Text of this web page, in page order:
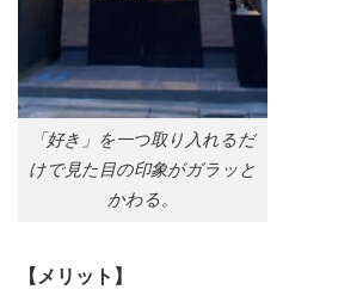
「好き」を一つ取り入れるだ
けで見た目の印象がガラッと
かわる。
【メリット】